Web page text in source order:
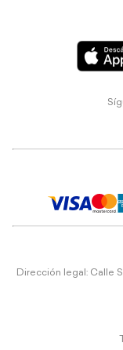
Dirección legal: Calle